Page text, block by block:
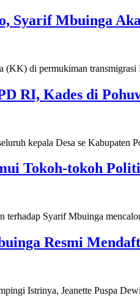
Syarif Mbuinga
di permukiman transmigrasi
RI, Kades di
kepala Desa se Kabupaten
Tokoh-tokoh
Syarif Mbuinga
Resmi
Istrinya, Jeanette Puspa